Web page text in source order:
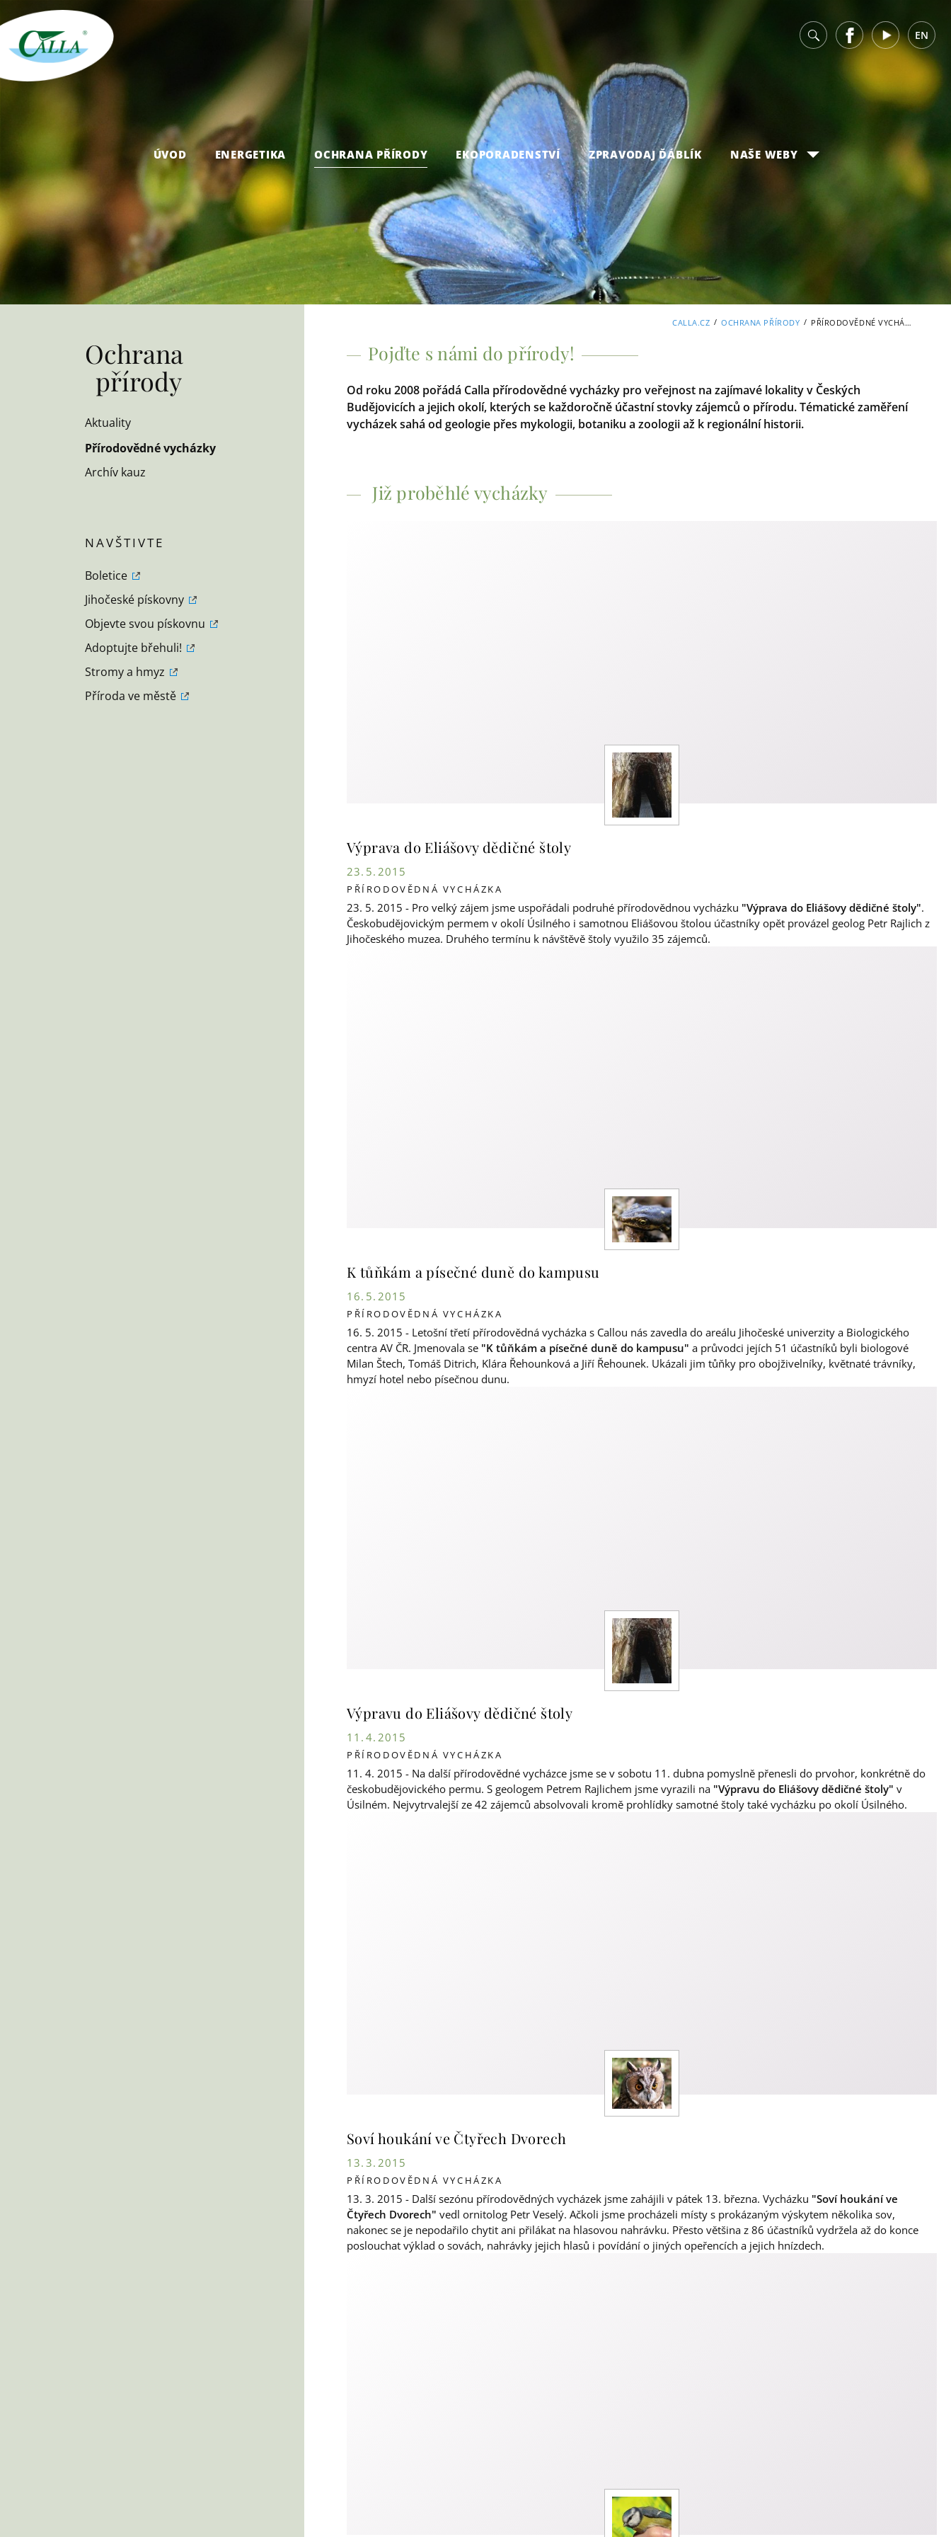
v FacebookYoutube EN
ÚVOD ENERGETIKA OCHRANA PŘÍRODY EKOPORADENSTVÍ ZPRAVODAJ ĎÁBLÍK NAŠE WEBY
CALLA.CZ / OCHRANA PŘÍRODY / PŘÍRODOVĚDNÉ VYCHÁZKY
Ochrana
přírody
Aktuality
Přírodovědné vycházky
Archív kauz
Boletice
Jihočeské pískovny
Objevte svou pískovnu
Adoptujte břehuli!
Stromy a hmyz
Příroda ve městě
Pojďte s námi do přírody!
Od roku 2008 pořádá Calla přírodovědné vycházky pro veřejnost na zajímavé lokality v Českých
Budějovicích a jejich okolí, kterých se každoročně účastní stovky zájemců o přírodu. Tématické zaměření
vycházek sahá od geologie přes mykologii, botaniku a zoologii až k regionální historii.
Již proběhlé vycházky
Výprava do Eliášovy dědičné štoly
23. 5. 2015
PŘÍRODOVĚDNÁ VYCHÁZKA
23. 5. 2015 - Pro velký zájem jsme uspořádali podruhé přírodovědnou vycházku "Výprava do Eliášovy dědičné štoly".
Českobudějovickým permem v okolí Úsilného i samotnou Eliášovou štolou účastníky opět provázel geolog Petr Rajlich z
Jihočeského muzea. Druhého termínu k návštěvě štoly využilo 35 zájemců.
K tůňkám a písečné duně do kampusu
16. 5. 2015
PŘÍRODOVĚDNÁ VYCHÁZKA
16. 5. 2015 - Letošní třetí přírodovědná vycházka s Callou nás zavedla do areálu Jihočeské univerzity a Biologického
centra AV ČR. Jmenovala se "K tůňkám a písečné duně do kampusu" a průvodci jejích 51 účastníků byli biologové
Milan Štech, Tomáš Ditrich, Klára Řehounková a Jiří Řehounek. Ukázali jim tůňky pro obojživelníky, květnaté trávníky,
hmyzí hotel nebo písečnou dunu.
Výpravu do Eliášovy dědičné štoly
11. 4. 2015
PŘÍRODOVĚDNÁ VYCHÁZKA
11. 4. 2015 - Na další přírodovědné vycházce jsme se v sobotu 11. dubna pomyslně přenesli do prvohor, konkrétně do
českobudějovického permu. S geologem Petrem Rajlichem jsme vyrazili na "Výpravu do Eliášovy dědičné štoly" v
Úsilném. Nejvytrvalejší ze 42 zájemců absolvovali kromě prohlídky samotné štoly také vycházku po okolí Úsilného.
Soví houkání ve Čtyřech Dvorech
13. 3. 2015
PŘÍRODOVĚDNÁ VYCHÁZKA
13. 3. 2015 - Další sezónu přírodovědných vycházek jsme zahájili v pátek 13. března. Vycházku "Soví houkání ve
Čtyřech Dvorech" vedl ornitolog Petr Veselý. Ačkoli jsme procházeli místy s prokázaným výskytem několika sov,
nakonec se je nepodařilo chytit ani přilákat na hlasovou nahrávku. Přesto většina z 86 účastníků vydržela až do konce
poslouchat výklad o sovách, nahrávky jejich hlasů i povídání o jiných opeřencích a jejich hnízdech.